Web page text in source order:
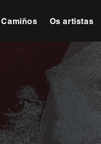
Camiños Os artistas